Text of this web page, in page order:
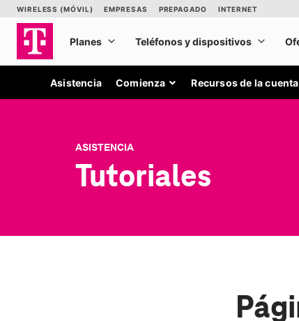
Asistencia Comienza Recursos de la cuenta
ASISTENCIA
Tutoriales